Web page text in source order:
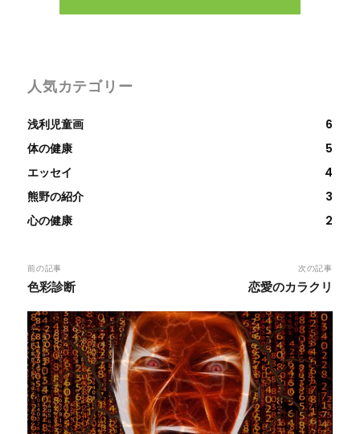
人気カテゴリー
浅利児童画
6
体の健康
5
エッセイ
4
熊野の紹介
3
心の健康
2
前の記事
色彩診断
次の記事
恋愛のカラクリ